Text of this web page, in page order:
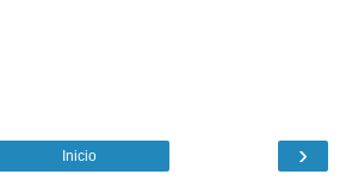
›
Inicio